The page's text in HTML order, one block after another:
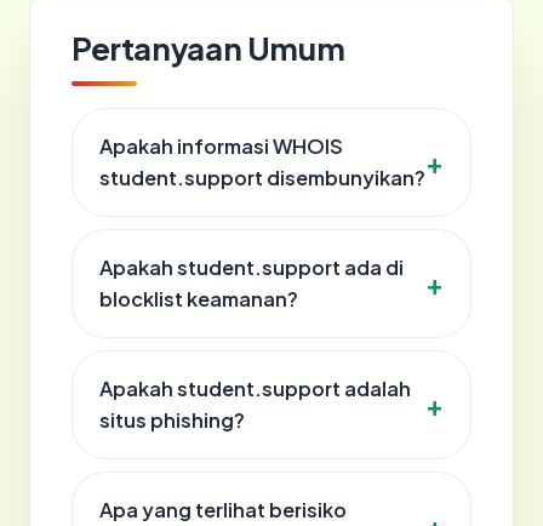
Pertanyaan Umum
Apakah informasi WHOIS
student.support disembunyikan?
Apakah student.support ada di
blocklist keamanan?
Apakah student.support adalah
situs phishing?
Apa yang terlihat berisiko